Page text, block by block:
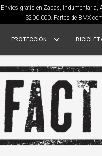
Envios gratis en Zapas, Indumentaria,
$200.000. Partes de BMX
PROTECCIÓN